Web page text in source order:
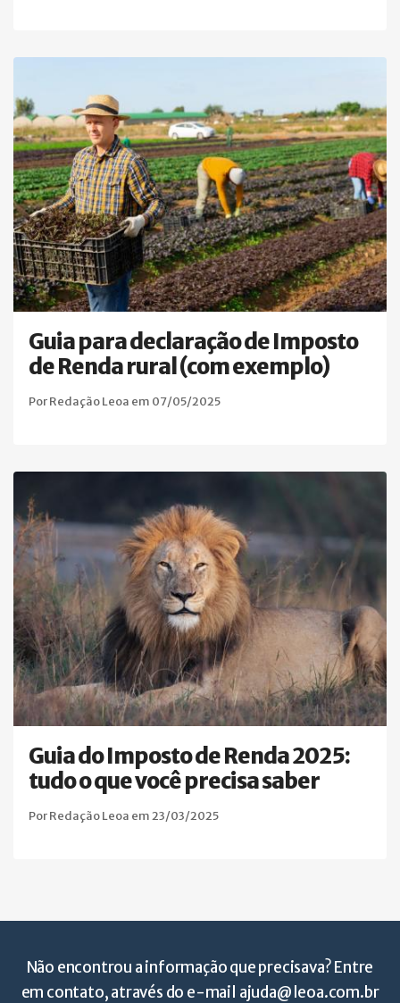
Guia para declaração de Imposto
de Renda rural (com exemplo)
Por Redação Leoa em 07/05/2025
Guia do Imposto de Renda 2025:
tudo o que você precisa saber
Por Redação Leoa em 23/03/2025
Não encontrou a informação que precisava? Entre
em contato, através do e-mail ajuda@leoa.com.br